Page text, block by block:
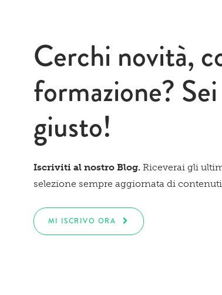
Cerchi novità,
formazione?
giusto!
Iscriviti al nostro Blog. Riceverai gli
selezione sempre aggiornata di
MI ISCRIVO ORA